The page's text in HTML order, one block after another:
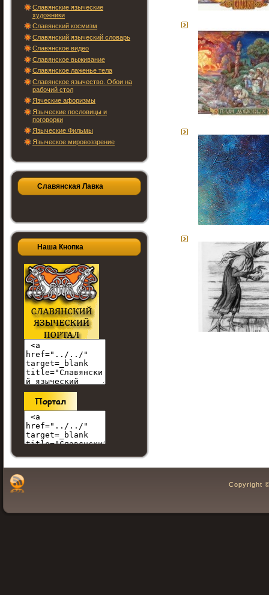
Славянские языческие
художники
Славянский космизм
Славянский языческий словарь
Славянское видео
Славянское выживание
Славянское лаженье тела
Славянское язычество. Обои на
рабочий стол
Язческие афоризмы
Языческие пословицы и
поговорки
Языческие Фильмы
Языческое мировоззрение
Славянская Лавка
Наша Кнопка
Copyright